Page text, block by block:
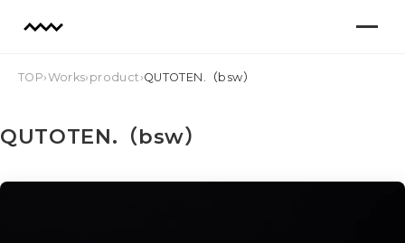
TOP›Works› product›QUTOTEN.（bsw）
QUTOTEN.（bsw）